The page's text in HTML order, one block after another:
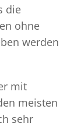
die
ohne
werden
mit
meisten
sehr